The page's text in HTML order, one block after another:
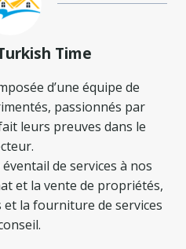
Time
d’une équipe de
passionnés par
leurs preuves dans le
de services à nos
et la vente de propriétés,
la fourniture de services